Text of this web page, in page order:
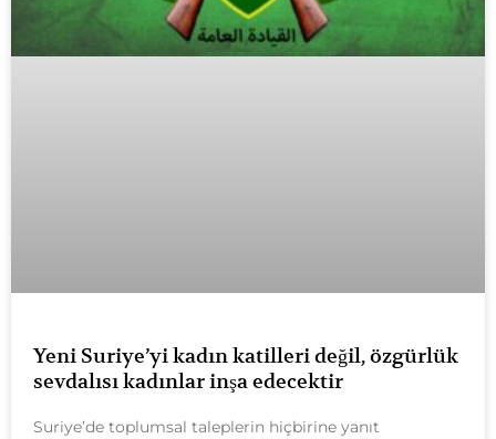
Yeni Suriye’yi kadın katilleri değil, özgürlük
sevdalısı kadınlar inşa edecektir
Suriye’de toplumsal taleplerin hiçbirine yanıt